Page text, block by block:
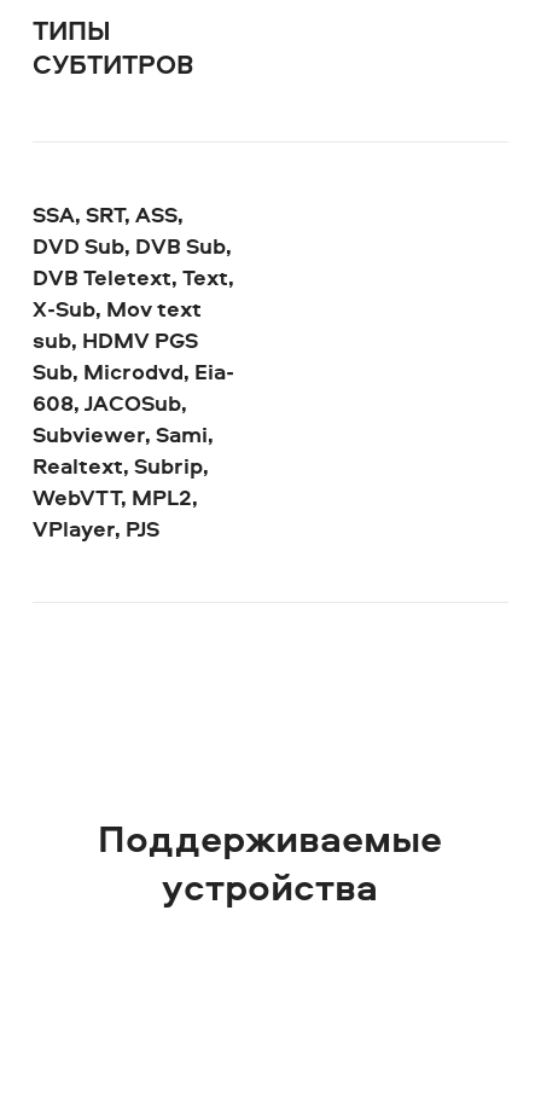
ТИПЫ
СУБТИТРОВ
SSA, SRT, ASS,
DVD Sub, DVB Sub,
DVB Teletext, Text,
X-Sub, Mov text
sub, HDMV PGS
Sub, Microdvd, Eia-
608, JACOSub,
Subviewer, Sami,
Realtext, Subrip,
WebVTT, MPL2,
VPlayer, PJS
Поддерживаемые
устройства